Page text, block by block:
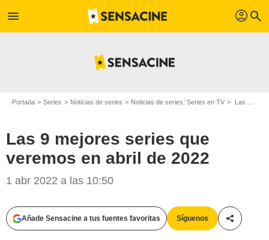
menu profil search
Portada Series Noticias de series Noticias de series: Series en TV Las 9 mejores series que veremos en abril de 2022
Las 9 mejores series que
veremos en abril de 2022
1 abr 2022 a las 10:50
Añade Sensacine a tus fuentes favoritas Síguenos